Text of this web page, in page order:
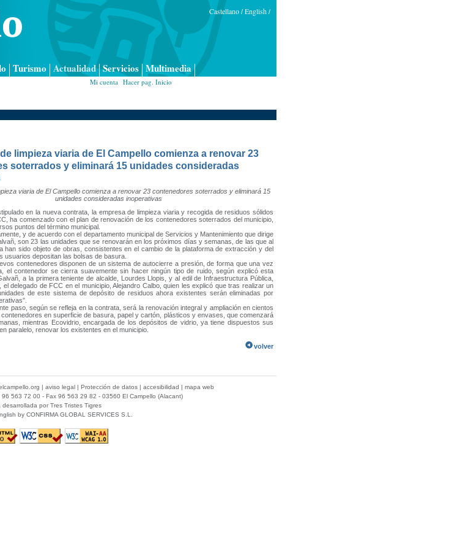
Castellano / English /
Turismo Actualidad Servicios Multimedia
Mi cuenta Hacer pag. Inicio
limpieza viaria de El Campello comienza a renovar 23
soterrados y eliminará 15 unidades consideradas
viaria de El Campello comienza a renovar 23 contenedores soterrados y eliminará 15
unidades consideradas inoperativas
en la nueva contrata, la empresa de limpieza viaria y recogida de residuos sólidos
ha comenzado con el plan de renovación de los contenedores soterrados del municipio,
puntos del término municipal.
de acuerdo con el departamento municipal de Servicios y Mantenimiento que dirige
son 23 las unidades que se renovarán en los próximos días y semanas, de las que al
han sido objeto de obras, consistentes en el cambio de la plataforma de extracción y del
usuarios depositan las bolsas de basura.
disponen de un sistema de autocierre a presión, de forma que una vez
el contenedor se cierra suavemente sin hacer ningún tipo de ruido, según explicó esta
a la primera teniente de alcalde, Lourdes Llopis, y al edil de Infraestructura Pública,
el delegado de FCC en el municipio, Alejandro Calbo, quien les explicó que tras realizar un
de este sistema de depósito de residuos ahora existentes serán eliminadas por
según se refleja en la contrata, será la renovación integral y ampliación en cientos
en superficie de basura, papel y cartón, plásticos y envases, que comenzará
mientras Ecovidrio, encargada de los depósitos de vidrio, ya tiene dispuestos sus
paralelo, renovar los existentes en el municipio.
volver
| aviso legal | Protección de datos | accesibilidad | mapa web
96 563 72 00 - Fax 96 563 29 82 - 03560 El Campello (Alacant)
desarrollada por Tres Tristes Tigres
by CONFIRMA GLOBAL SERVICES S.L.